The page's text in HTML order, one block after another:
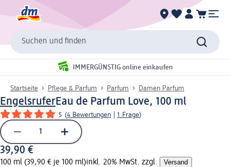
Suchen und finden
IMMERGÜNSTIG online einkaufen
Startseite Pflege & Parfum Parfum Damen Parfum
EngelsruferEau de Parfum Love, 100 ml
5 (4 Bewertungen 1 Frage)
39,90 €
100 ml (39,90 € je 100 ml)inkl. 20% MwSt. zzgl. Versand